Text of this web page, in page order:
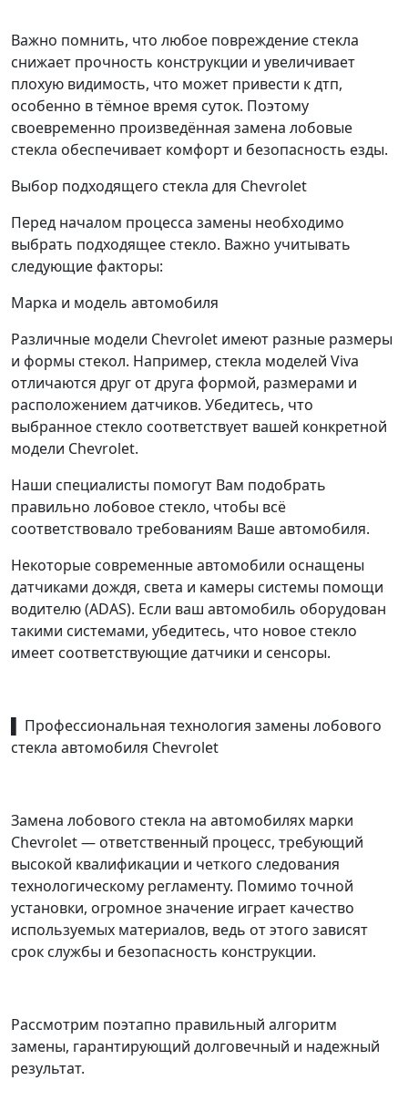
Важно помнить, что любое повреждение стекла
снижает прочность конструкции и увеличивает
плохую видимость, что может привести к дтп,
особенно в тёмное время суток. Поэтому
своевременно произведённая замена лобовые
стекла обеспечивает комфорт и безопасность езды.
Выбор подходящего стекла для Chevrolet
Перед началом процесса замены необходимо
выбрать подходящее стекло. Важно учитывать
следующие факторы:
Марка и модель автомобиля
Различные модели Chevrolet имеют разные размеры
и формы стекол. Например, стекла моделей Viva
отличаются друг от друга формой, размерами и
расположением датчиков. Убедитесь, что
выбранное стекло соответствует вашей конкретной
модели Chevrolet.
Наши специалисты помогут Вам подобрать
правильно лобовое стекло, чтобы всё
соответствовало требованиям Ваше автомобиля.
Некоторые современные автомобили оснащены
датчиками дождя, света и камеры системы помощи
водителю (ADAS). Если ваш автомобиль оборудован
такими системами, убедитесь, что новое стекло
имеет соответствующие датчики и сенсоры.
▌ Профессиональная технология замены лобового
стекла автомобиля Chevrolet
Замена лобового стекла на автомобилях марки
Chevrolet — ответственный процесс, требующий
высокой квалификации и четкого следования
технологическому регламенту. Помимо точной
установки, огромное значение играет качество
используемых материалов, ведь от этого зависят
срок службы и безопасность конструкции.
Рассмотрим поэтапно правильный алгоритм
замены, гарантирующий долговечный и надежный
результат.